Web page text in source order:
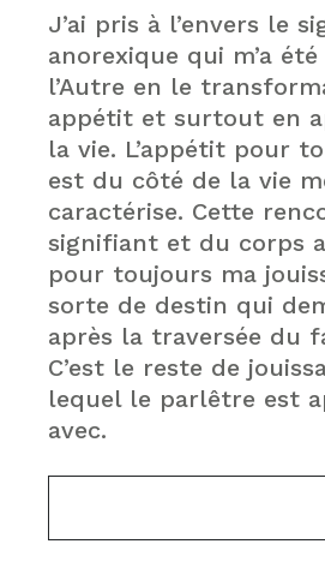
J’ai pris à l’envers le
anorexique qui m’a
l’Autre en le
appétit et surtout en
la vie. L’appétit pour
est du côté de la vie
caractérise. Cette
signifiant et du corps
pour toujours ma
sorte de destin qui
après la traversée du
C’est le reste de
lequel le parlêtre est
avec.